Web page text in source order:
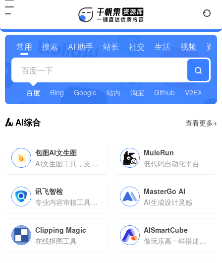
常用 搜索 AI 助手 站长 社交 生活 视频 资源
百度 Bing Google 站内 淘宝 Github V2EX
AI综合 查看更多+
包图AI文生图
AI文生图工具，支持60 + 风格生成，3分钟出图且提供商用版权
MuleRun
低代码自动化平台
讯飞智检
专业内容审核工具，支持文本校对与多格式风险检测
MasterGo AI
AI生成设计灵感
Clipping Magic
在线抠图工具
AISmartCube
像玩乐高一样搭建AI工具